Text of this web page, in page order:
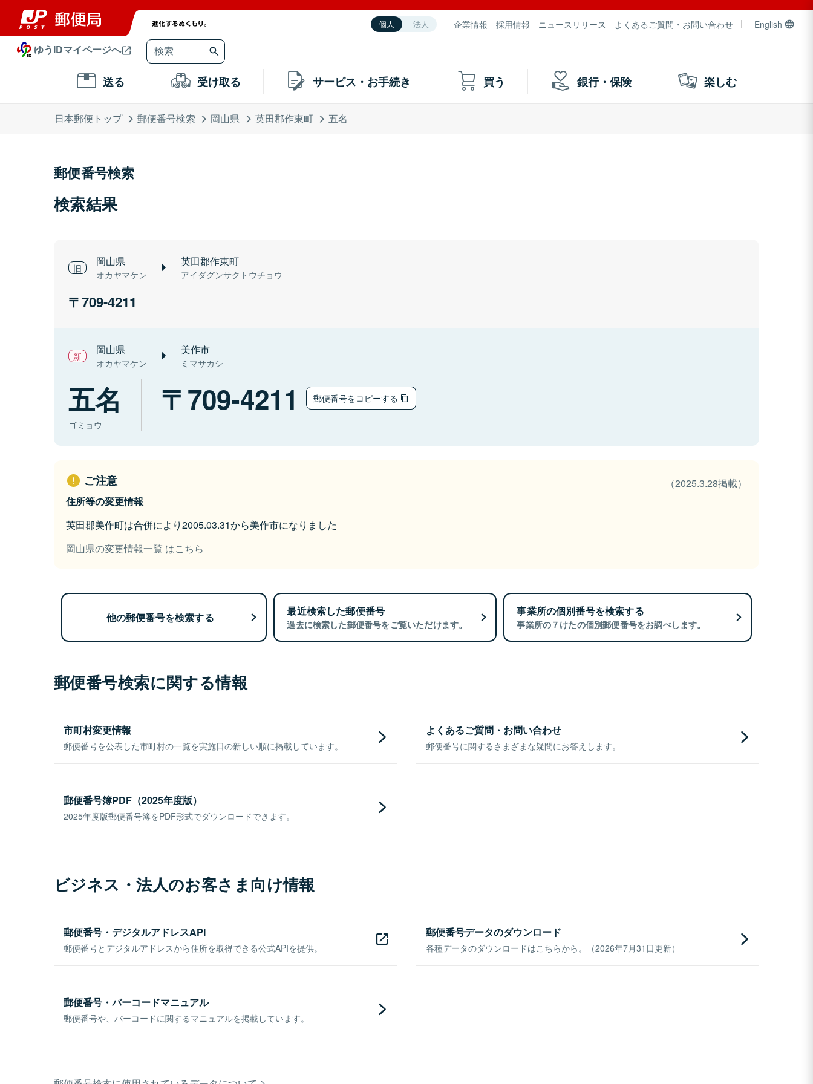
個人 法人 企業情報 採用情報 ニュースリリース よくあるご質問・お問い合わせ English
ゆうIDマイページへ
送る 受け取る サービス・お手続き 買う 銀行・保険 楽しむ
日本郵便トップ 郵便番号検索 岡山県 英田郡作東町 五名
郵便番号検索
検索結果
岡山県
オカヤマケン
英田郡作東町
アイダグンサクトウチョウ
709-4211
岡山県
オカヤマケン
美作市
ミマサカシ
五名
ゴミョウ
709-4211 郵便番号をコピーする
ご注意
（2025.3.28掲載）
住所等の変更情報
英田郡美作町は合併により2005.03.31から美作市になりました
岡山県の変更情報一覧 はこちら
他の郵便番号を検索する 最近検索した郵便番号
過去に検索した郵便番号をご覧いただけます。
事業所の個別番号を検索する
事業所の７けたの個別郵便番号をお調べします。
郵便番号検索に関する情報
市町村変更情報
郵便番号を公表した市町村の一覧を実施日の新しい順に掲載しています。
よくあるご質問・お問い合わせ
郵便番号に関するさまざまな疑問にお答えします。
郵便番号簿PDF（2025年度版）
2025年度版郵便番号簿をPDF形式でダウンロードできます。
ビジネス・法人のお客さま向け情報
郵便番号・デジタルアドレスAPI
郵便番号とデジタルアドレスから住所を取得できる公式APIを提供。
郵便番号データのダウンロード
各種データのダウンロードはこちらから。（2026年7月31日更新）
郵便番号・バーコードマニュアル
郵便番号や、バーコードに関するマニュアルを掲載しています。